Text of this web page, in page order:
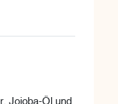
Jojoba-Öl und